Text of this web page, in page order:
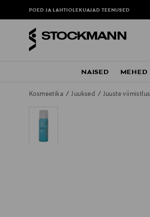
POED JA LAHTIOLEKUAJADTEENUSED
NAISED MEHED
Kosmeetika Juuksed Juuste viimistlus